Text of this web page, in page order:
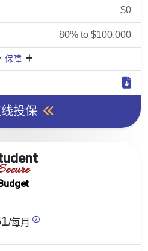
$0
80% to $100,000
保障
投保
/每月